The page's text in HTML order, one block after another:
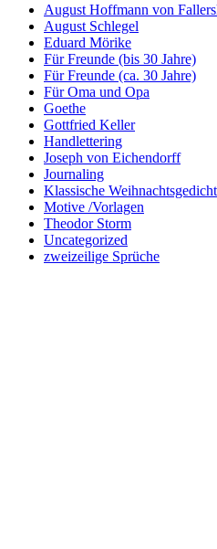
August Hoffmann von
August Schlegel
Eduard Mörike
Für Freunde (bis 30 Jahre)
Für Freunde (ca. 30 Jahre)
Für Oma und Opa
Goethe
Gottfried Keller
Handlettering
Joseph von Eichendorff
Journaling
Klassische
Motive /Vorlagen
Theodor Storm
Uncategorized
zweizeilige Sprüche